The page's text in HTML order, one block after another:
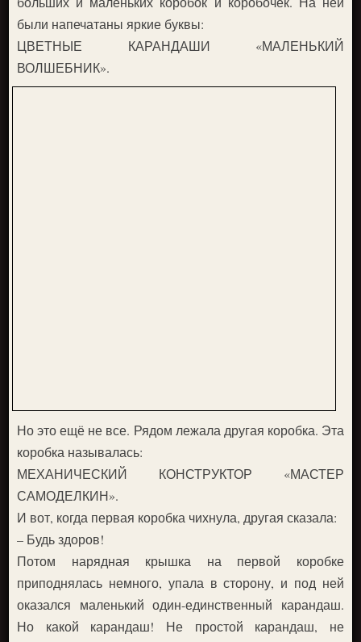
были напечатаны яркие буквы:
ЦВЕТНЫЕ КАРАНДАШИ «МАЛЕНЬКИЙ
ВОЛШЕБНИК».
Но это ещё не все. Рядом лежала другая коробка. Эта
коробка называлась:
МЕХАНИЧЕСКИЙ КОНСТРУКТОР «МАСТЕР
САМОДЕЛКИН».
И вот, когда первая коробка чихнула, другая сказала:
– Будь здоров!
Потом нарядная крышка на первой коробке
приподнялась немного, упала в сторону, и под ней
оказался маленький один-единственный карандаш.
Но какой карандаш! Не простой карандаш, не